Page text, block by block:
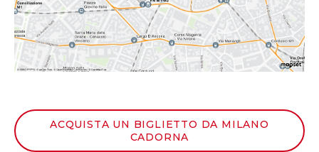
ACQUISTA UN BIGLIETTO DA MILANO
CADORNA